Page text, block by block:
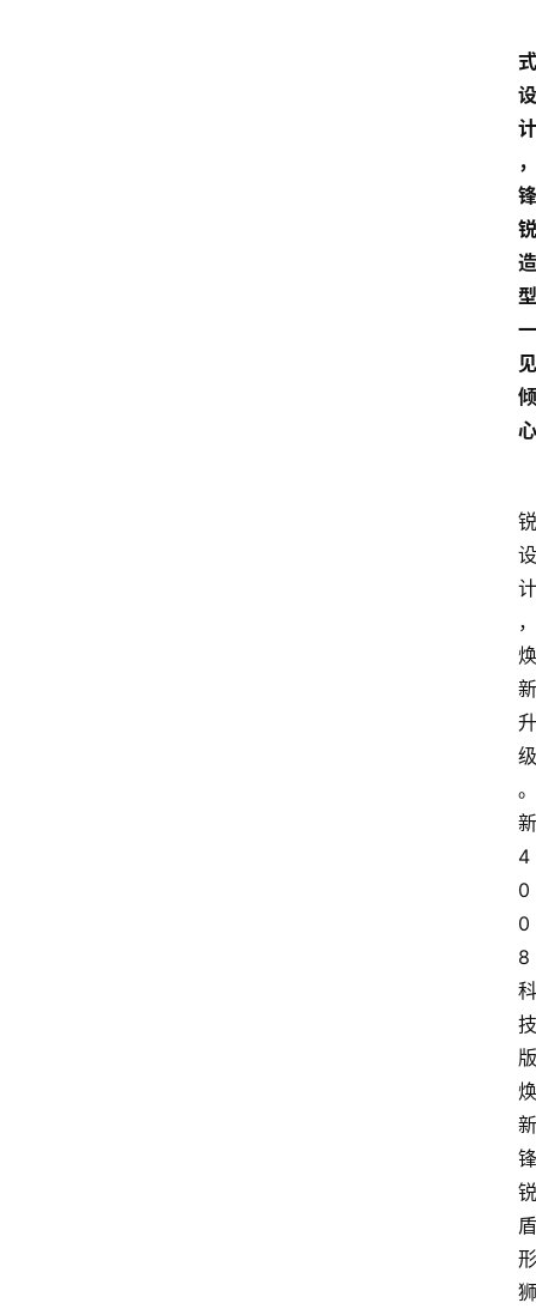
式
设
计
，
锋
锐
造
型
一
见
倾
心
锐
设
计
，
焕
新
升
级
。
新
4
0
0
8
科
技
版
焕
新
锋
锐
盾
形
狮